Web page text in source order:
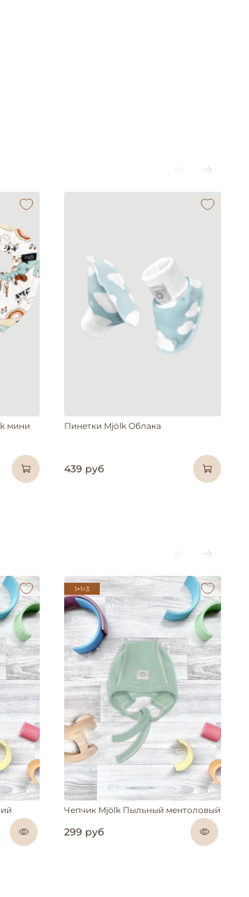
мини
Пинетки Mjölk Облака
439 руб
1+1=3
Чепчик Mjölk Пыльный ментоловый
299 руб